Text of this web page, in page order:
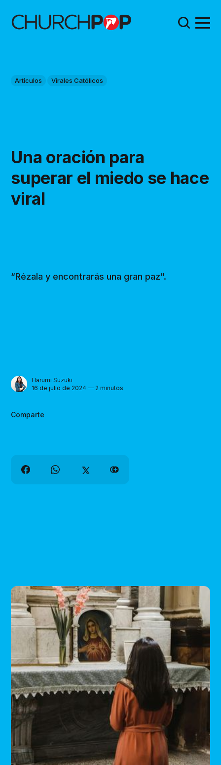
Artículos Virales Católicos
Una oración para
superar el miedo se hace
viral
“Rézala y encontrarás una gran paz".
Harumi Suzuki
16 de julio de 2024 — 2 minutos
Comparte